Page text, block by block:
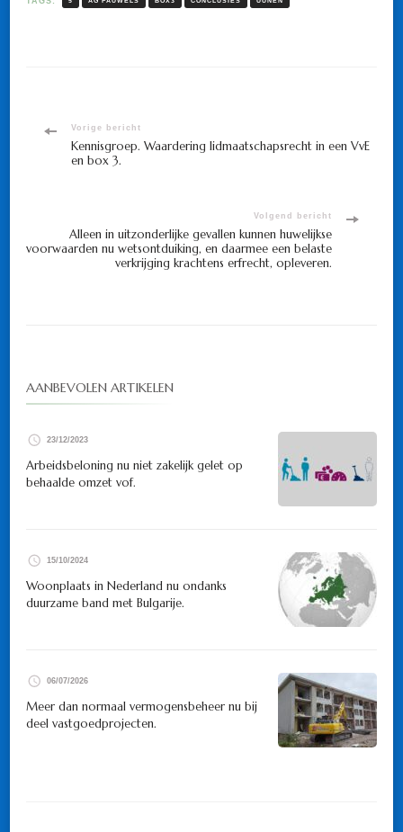
Bericht
navigatie
Vorige bericht
Kennisgroep. Waardering lidmaatschapsrecht in een VvE
en box 3.
Volgend bericht
Alleen in uitzonderlijke gevallen kunnen huwelijkse
voorwaarden nu wetsontduiking, en daarmee een belaste
verkrijging krachtens erfrecht, opleveren.
AANBEVOLEN ARTIKELEN
23/12/2023
Arbeidsbeloning nu niet zakelijk gelet op
behaalde omzet vof.
15/10/2024
Woonplaats in Nederland nu ondanks
duurzame band met Bulgarije.
06/07/2026
Meer dan normaal vermogensbeheer nu bij
deel vastgoedprojecten.